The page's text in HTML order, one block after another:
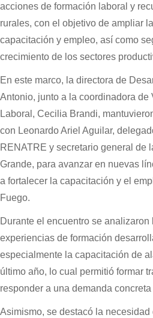
acciones de formación laboral y
rurales, con el objetivo de ampliar
capacitación y empleo, así como
crecimiento de los sectores
En este marco, la directora de
Antonio, junto a la coordinadora
Laboral, Cecilia Brandi,
con Leonardo Ariel Aguilar,
RENATRE y secretario general de
Grande, para avanzar en nuevas
a fortalecer la capacitación y el
Fuego.
Durante el encuentro se
experiencias de formación
especialmente la capacitación de
último año, lo cual permitió formar
responder a una demanda
Asimismo, se destacó la